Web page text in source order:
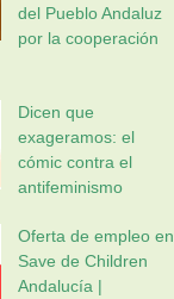
del Pueblo Andaluz
por la cooperación
Dicen que
exageramos: el
cómic contra el
antifeminismo
Oferta de empleo en
Save de Children
Andalucía |